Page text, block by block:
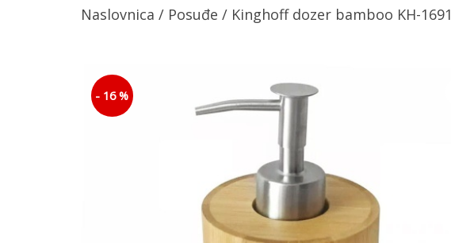
Naslovnica / Posuđe / Kinghoff dozer bamboo KH-1691
- 16 %